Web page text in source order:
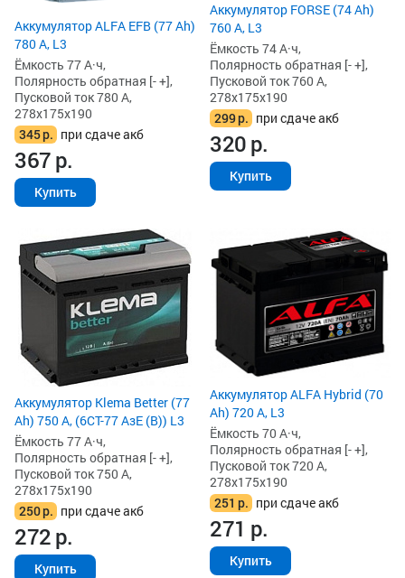
Аккумулятор ALFA EFB (77 Ah)
780 А, L3
Ёмкость 77 А·ч,
Полярность обратная [- +],
Пусковой ток 780 А,
278x175x190
345р. при сдаче акб
367р.
Купить
Аккумулятор FORSE (74 Ah)
760 А, L3
Ёмкость 74 А·ч,
Полярность обратная [- +],
Пусковой ток 760 А,
278x175x190
299р. при сдаче акб
320р.
Купить
Аккумулятор Klema Better (77
Ah) 750 А, (6СТ-77 АзЕ (B)) L3
Ёмкость 77 А·ч,
Полярность обратная [- +],
Пусковой ток 750 А,
278x175x190
250р. при сдаче акб
272р.
Купить
Аккумулятор ALFA Hybrid (70
Ah) 720 А, L3
Ёмкость 70 А·ч,
Полярность обратная [- +],
Пусковой ток 720 А,
278x175x190
251 р. при сдаче акб
271 р.
Купить